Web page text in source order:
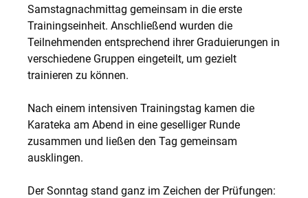
Samstagnachmittag gemeinsam in die erste
Trainingseinheit. Anschließend wurden die
Teilnehmenden entsprechend ihrer Graduierungen in
verschiedene Gruppen eingeteilt, um gezielt
trainieren zu können.
Nach einem intensiven Trainingstag kamen die
Karateka am Abend in eine geselliger Runde
zusammen und ließen den Tag gemeinsam
ausklingen.
Der Sonntag stand ganz im Zeichen der Prüfungen: